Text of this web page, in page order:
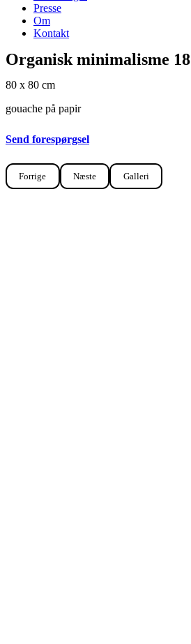
Presse
Om
Kontakt
Organisk minimalisme 18
80 x 80 cm
gouache på papir
Send forespørgsel
Forrige Næste Galleri